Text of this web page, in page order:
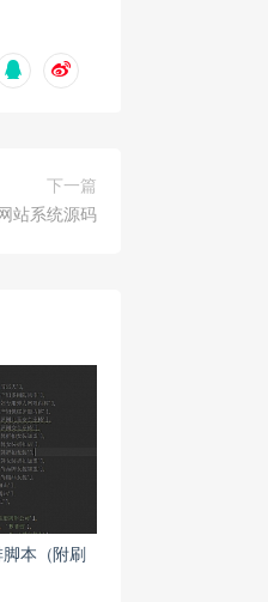
下一篇
站系统源码
本（附刷